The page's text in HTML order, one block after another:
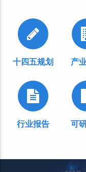
十四五规划 产
行业报告 可